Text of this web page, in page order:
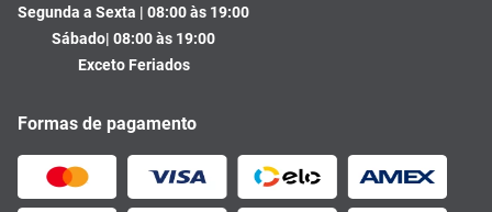
Segunda a Sexta | 08:00 às 19:00
Sábado| 08:00 às 19:00
Exceto Feriados
Formas de pagamento